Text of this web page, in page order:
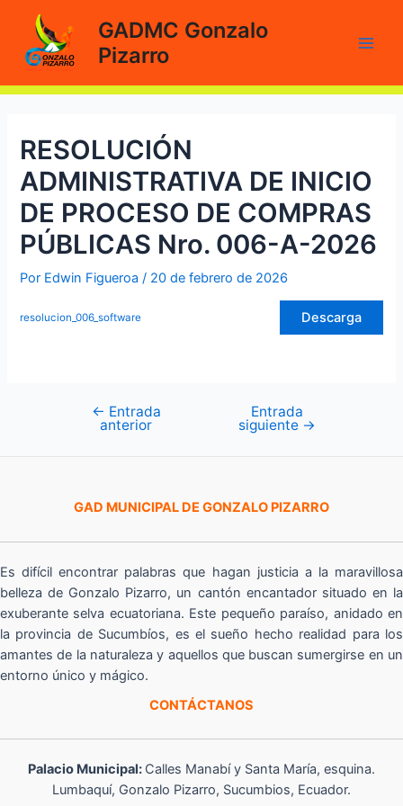
contenido
GADMC Gonzalo
Pizarro
RESOLUCIÓN
ADMINISTRATIVA DE INICIO
DE PROCESO DE COMPRAS
PÚBLICAS Nro. 006-A-2026
Por Edwin Figueroa/ 20 de febrero de 2026
resolucion_006_software Descarga
Navegación
← Entrada
anterior
Entrada
siguiente →
GAD MUNICIPAL DE GONZALO PIZARRO
Es difícil encontrar palabras que hagan justicia a la maravillosa
belleza de Gonzalo Pizarro, un cantón encantador situado en la
exuberante selva ecuatoriana. Este pequeño paraíso, anidado en
la provincia de Sucumbíos, es el sueño hecho realidad para los
amantes de la naturaleza y aquellos que buscan sumergirse en un
entorno único y mágico.
CONTÁCTANOS
Palacio Municipal: Calles Manabí y Santa María, esquina.
Lumbaquí, Gonzalo Pizarro, Sucumbios, Ecuador.